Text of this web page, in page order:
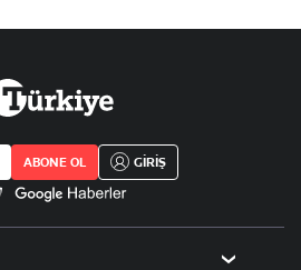
ABONE OL GİRİŞ